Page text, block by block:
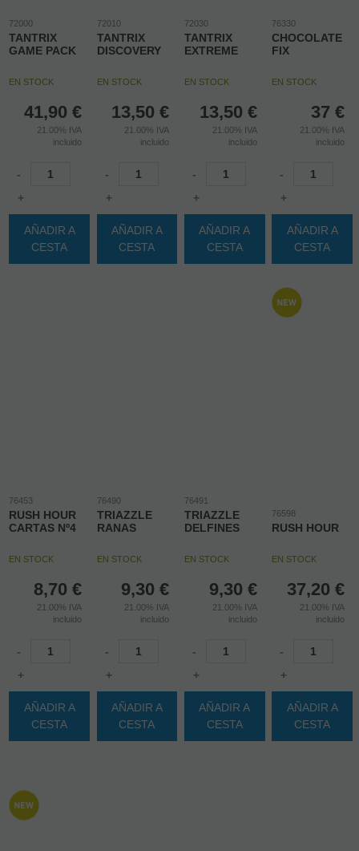
72000
TANTRIX
GAME PACK
EN STOCK
41,90 €
21.00% IVA
incluido
-
+
AÑADIR A
CESTA
72010
TANTRIX
DISCOVERY
EN STOCK
13,50 €
21.00% IVA
incluido
-
+
AÑADIR A
CESTA
72030
TANTRIX
EXTREME
EN STOCK
13,50 €
21.00% IVA
incluido
-
+
AÑADIR A
CESTA
76330
CHOCOLATE
FIX
EN STOCK
37 €
21.00% IVA
incluido
-
+
AÑADIR A
CESTA
76453
RUSH HOUR
CARTAS Nº4
EN STOCK
8,70 €
21.00% IVA
incluido
-
+
AÑADIR A
CESTA
76490
TRIAZZLE
RANAS
EN STOCK
9,30 €
21.00% IVA
incluido
-
+
AÑADIR A
CESTA
76491
TRIAZZLE
DELFINES
EN STOCK
9,30 €
21.00% IVA
incluido
-
+
AÑADIR A
CESTA
76598
RUSH HOUR
EN STOCK
37,20 €
21.00% IVA
incluido
-
+
AÑADIR A
CESTA